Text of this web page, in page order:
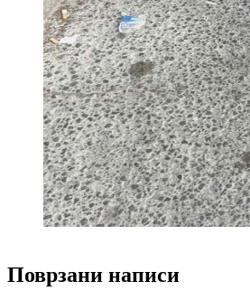
Поврзани написи